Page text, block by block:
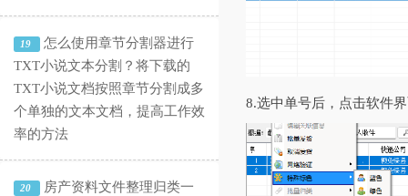
19
怎么使用章节分割器进行
TXT小说文本分割？将下载的
TXT小说文档按照章节分割成多
个单独的文本文档，提高工作效
率的方法
20 房产资料文件整理归类一
8.选中单号后，点击软件